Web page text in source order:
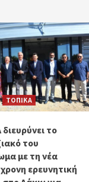
ΤΟΠΙΚΑ
το
του
με τη νέα
ερευνητική